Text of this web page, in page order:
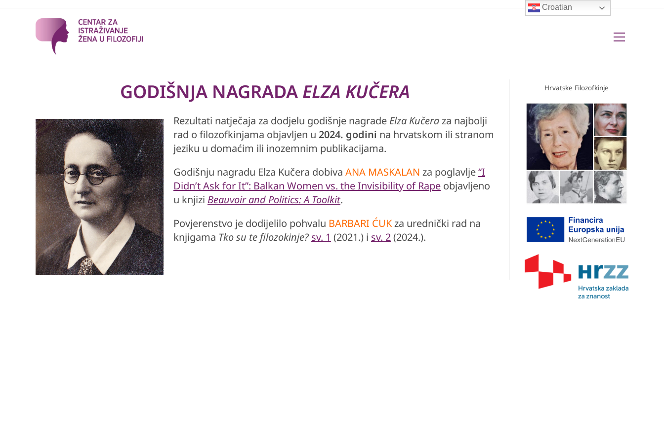
View
website
GODIŠNJA NAGRADA ELZA KUČERA
Rezultati natječaja za dodjelu godišnje nagrade Elza Kučeraza najbolji
rad o filozofkinjama objavljen u 2024. godini na hrvatskom ili stranom
jeziku u domaćim ili inozemnim publikacijama.
Godišnju nagradu Elza Kučera dobiva ANA MASKALAN za poglavlje“I
Didn’t Ask for It”: Balkan Women vs. the Invisibility of Rape objavljeno
u knjizi Beauvoir and Politics: A Toolkit.
Povjerenstvo je dodijelilo pohvalu BARBARI ĆUKza urednički rad na
knjigama Tko su te filozokinje? sv. 1 (2021.) i sv. 2(2024.).
Hrvatske Filozofkinje
Croatian